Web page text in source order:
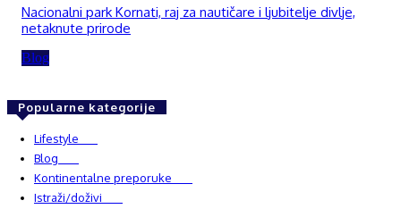
Nacionalni park Kornati, raj za nautičare i ljubitelje divlje,
netaknute prirode
Blog
Popularne kategorije
Lifestyle
Blog
Kontinentalne preporuke
Istraži/doživi